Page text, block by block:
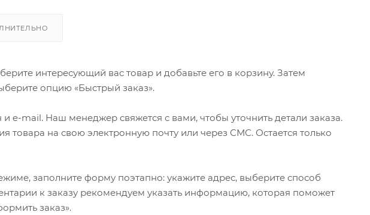
интересующий вас товар и добавьте его в корзину. Затем
опцию «Быстрый заказ».
e-mail. Наш менеджер свяжется с вами, чтобы уточнить детали заказа.
на свою электронную почту или через СМС. Остается только
заполните форму поэтапно: укажите адрес, выберите способ
к заказу рекомендуем указать информацию, которая поможет
заказ».